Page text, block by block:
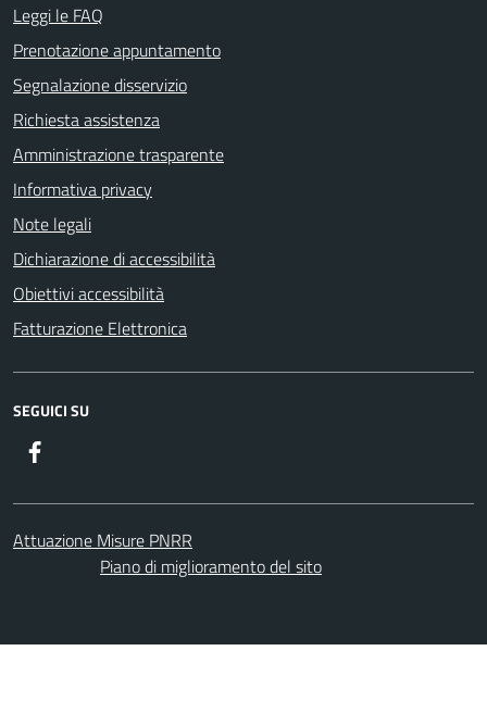
Leggi le FAQ
Prenotazione appuntamento
Segnalazione disservizio
Richiesta assistenza
Amministrazione trasparente
Informativa privacy
Note legali
Dichiarazione di accessibilità
Obiettivi accessibilità
Fatturazione Elettronica
SEGUICI SU
Attuazione Misure PNRR
Piano di miglioramento del sito